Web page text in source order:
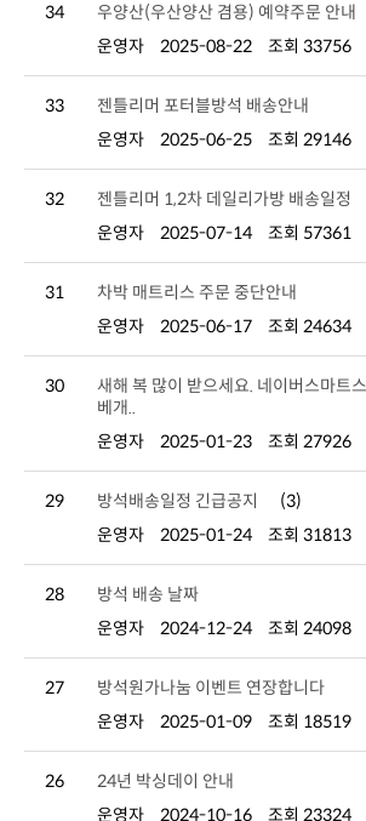
34
우양산(우산양산 겸용) 예약주문 안내
운영자
2025-08-22 조회 33756
33
젠틀리머 포터블방석 배송안내
운영자
2025-06-25 조회 29146
32 젠틀리머 1,2차 데일리가방 배송일정
운영자
2025-07-14 조회 57361
31
차박 매트리스 주문 중단안내
운영자
2025-06-17 조회 24634
30
베개..
운영자
2025-01-23 조회 27926
29 방석배송일정 긴급공지
(3)
운영자
2025-01-24 조회 31813
28
방석 배송 날짜
운영자
2024-12-24 조회 24098
27
방석원가나눔 이벤트 연장합니다
운영자
2025-01-09 조회 18519
26
24년 박싱데이 안내
운영자
2024-10-16 조회 23324